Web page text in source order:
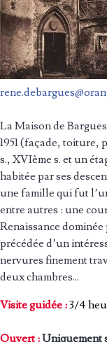
La Maison de
1951 (façade, toiture,
s., XVIème s. et un
habitée par ses
une famille qui fut
entre autres : une
Renaissance
précédée d’un
nervures finement
deux chambres...
Visite guidée :3/4
Ouvert :Uniquement